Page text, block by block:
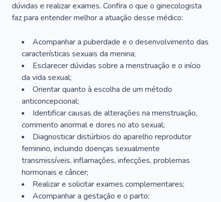
dúvidas e realizar exames. Confira o que o ginecologista
faz para entender melhor a atuação desse médico:
Acompanhar a puberdade e o desenvolvimento das
características sexuais da menina;
Esclarecer dúvidas sobre a menstruação e o início
da vida sexual;
Orientar quanto à escolha de um método
anticoncepcional;
Identificar causas de alterações na menstruação,
corrimento anormal e dores no ato sexual;
Diagnosticar distúrbios do aparelho reprodutor
feminino, incluindo doenças sexualmente
transmissíveis, inflamações, infecções, problemas
hormonais e câncer;
Realizar e solicitar exames complementares;
Acompanhar a gestação e o parto;